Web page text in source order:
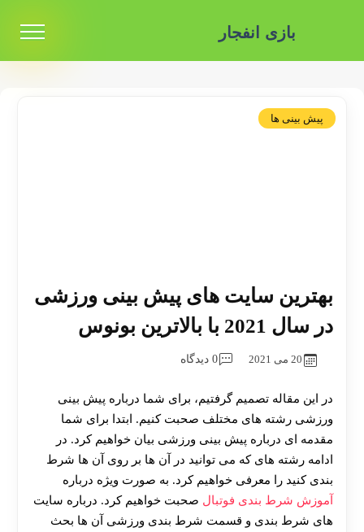
بازی انفجار
پیش بینی ها
بهترین سایت های پیش بینی ورزشی
در سال 2021 با بالاترین بونوس
20 می 2021 0 دیدگاه
در این مقاله تصمیم گرفتیم، برای شما درباره پیش بینی
ورزشی رشته های مختلف صحبت کنیم. ابتدا برای شما
مقدمه ای درباره پیش بینی ورزشی بیان خواهیم کرد. در
ادامه رشته های که می توانید در آن ها بر روی آن ها شرط
بندی کنید را معرفی خواهیم کرد. به صورت ویژه درباره
آموزش شرط بندی فوتبال صحبت خواهیم کرد. درباره سایت
های شرط بندی و قسمت شرط بندی ورزشی آن ها بحث